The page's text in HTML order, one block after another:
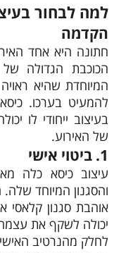
למה לבחור
הקדמה
חתונה היא אחד
הכוכבת הגדולה
המיוחדת שהיא
להמעיט בערכו.
בעיצוב ייחודי לו
של האירוע.
1. ביטוי אישי
עיצוב כיסא כלה
והסגנון המיוחד
אוהבת סגנון קלאסי
יכולה לשקף את
לחלק מהנרטיב